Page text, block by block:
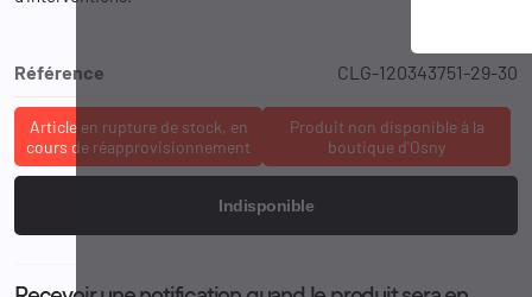
Référence CLG-120343751-29-30
Article en rupture de stock, en
cours de réapprovisionnement
Produit non disponible à la
boutique d'Osny
Indisponible